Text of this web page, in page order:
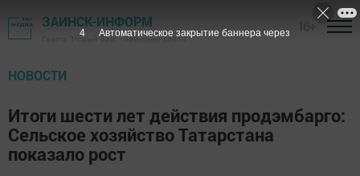
ЗАИНСК-ИНФОРМ
Газета "Новый Зай" - Заинский район
НОВОСТИ
Итоги шести лет действия продэмбарго:
Сельское хозяйство Татарстана
показало рост
3 Автоматическое закрытие баннера через